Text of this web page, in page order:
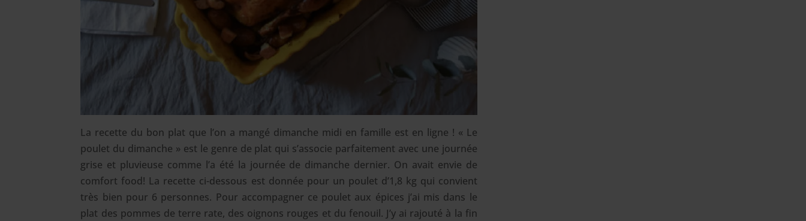
La recette du bon plat que l’on a mangé dimanche midi en famille est en ligne ! « Le
poulet du dimanche » est le genre de plat qui s’associe parfaitement avec une journée
grise et pluvieuse comme l’a été la journée de dimanche dernier. On avait envie de
comfort food! La recette ci-dessous est donnée pour un poulet d’1,8 kg qui convient
très bien pour 6 personnes. Pour accompagner ce poulet aux épices j’ai mis dans le
plat des pommes de terre rate, des oignons rouges et du fenouil. J’y ai rajouté à la fin